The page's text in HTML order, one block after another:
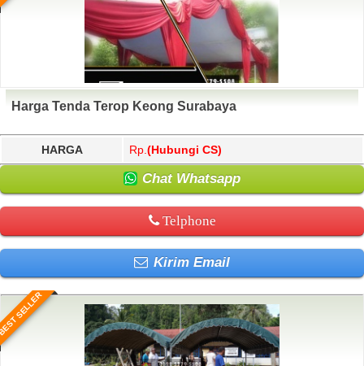
Harga Tenda Terop Keong Surabaya
HARGA Rp. (Hubungi CS)
Chat Whatsapp
Telphone
Kirim Email
SELLER